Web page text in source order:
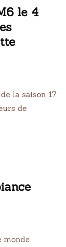
le 4
la saison 17
de
monde